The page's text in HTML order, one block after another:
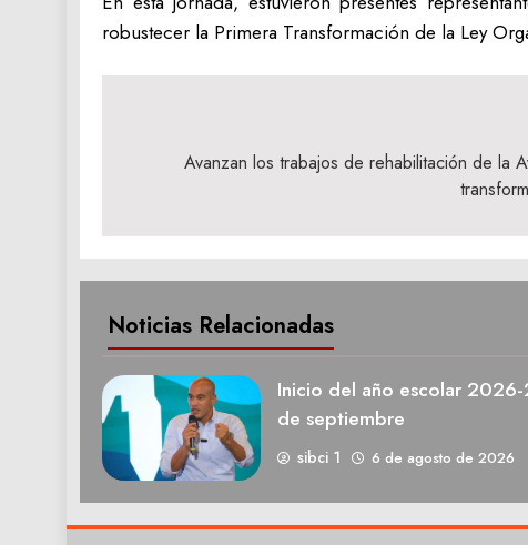
robustecer la Primera Transformación de la Ley
Avanzan los trabajos de rehabilitación de la
Noticias Relacionadas
Inicio del año escolar
de septiembre
sibci 1 6 de agosto de 2026